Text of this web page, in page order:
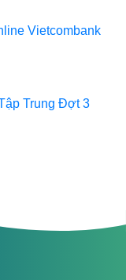
Vietcombank
Trung Đợt 3